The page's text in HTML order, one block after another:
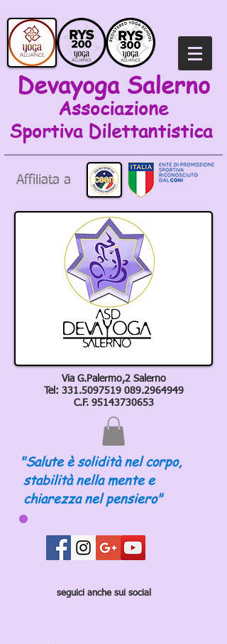
Devayoga Salerno
Associazione
Sportiva Dilettantistica
Affiliata a
Via G.Palermo,2 Salerno
Tel: 331.5097519 089.2964949
C.F. 95143730653
"Salute è solidità nel corpo,
stabilità nella mente e
chiarezza nel pensiero"
seguici anche sui social